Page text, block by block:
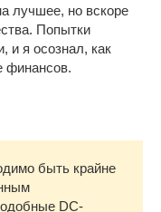
лучшее, но вскоре
Попытки
и я осознал, как
финансов.
быть крайне
DC-